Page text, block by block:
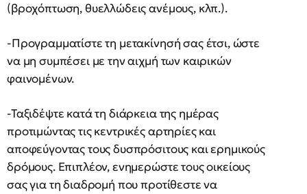
(βροχόπτωση, θυελλώδεις ανέμους, κλπ.).
-Προγραµµατίστε τη µετακίνησή σας έτσι, ώστε
να µη συµπέσει µε την αιχµή των καιρικών
φαινοµένων.
-Ταξιδέψτε κατά τη διάρκεια της ηµέρας
προτιμώντας τις κεντρικές αρτηρίες και
αποφεύγοντας τους δυσπρόσιτους και ερηµικούς
δρόµους. Επιπλέον, ενηµερώστε τους οικείους
σας για τη διαδροµή που προτίθεστε να